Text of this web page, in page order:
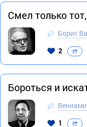
Смел только
Борис
2
Бороться и
1